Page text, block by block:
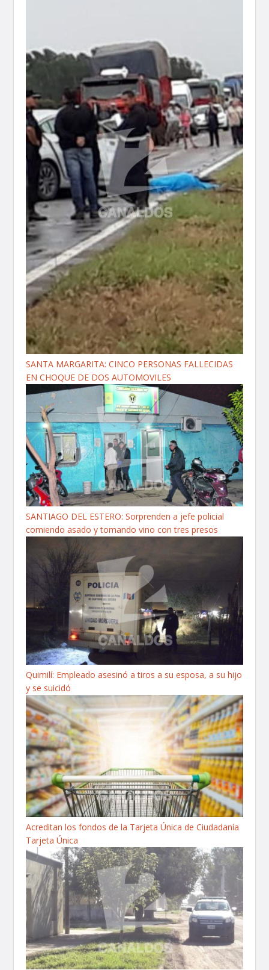
SANTA MARGARITA: CINCO PERSONAS FALLECIDAS
EN CHOQUE DE DOS AUTOMOVILES
SANTIAGO DEL ESTERO: Sorprenden a jefe policial
comiendo asado y tomando vino con tres presos
Quimilí: Empleado asesinó a tiros a su esposa, a su hijo
y se suicidó
Acreditan los fondos de la Tarjeta Única de Ciudadanía
Tarjeta Única